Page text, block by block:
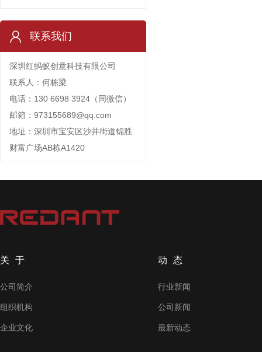
联系我们
深圳红蚂蚁创意科技有限公司
联系人：何栋梁
电话：130 6698 3924（同微信）
邮箱：973155689@qq.com
地址：深圳市宝安区沙井街道锦胜
财富广场AB栋A1420
关于
公司简介
组织机构
企业文化
动态
行业新闻
公司新闻
最新动态